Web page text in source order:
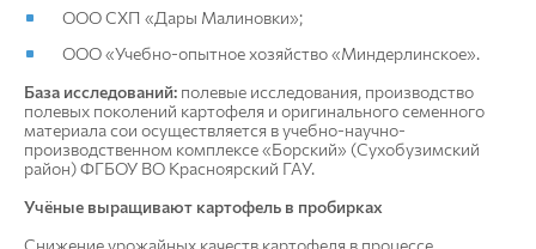
ООО СХП «Дары Малиновки»;
ООО «Учебно-опытное хозяйство «Миндерлинское».
База исследований: полевые исследования, производство
полевых поколений картофеля и оригинального семенного
материала сои осуществляется в учебно-научно-
производственном комплексе «Борский» (Сухобузимский
район) ФГБОУ ВО Красноярский ГАУ.
Учёные выращивают картофель в пробирках
Снижение урожайных качеств картофеля в процессе